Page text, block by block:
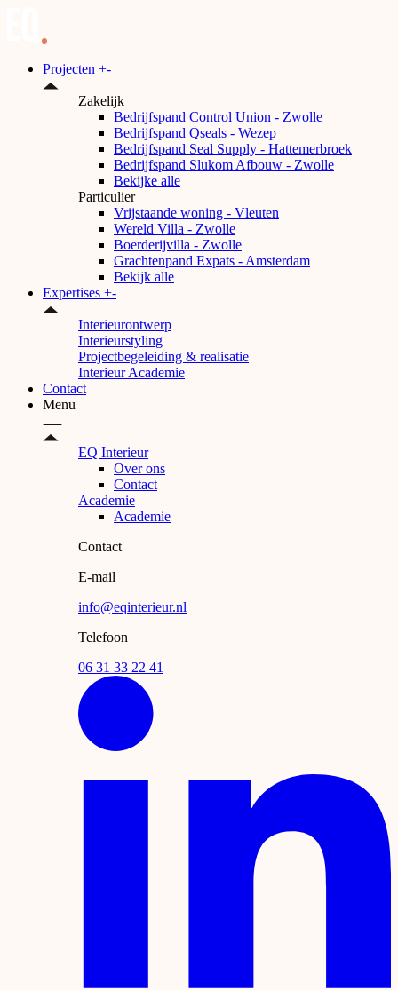
Projecten +-
Zakelijk
Bedrijfspand Control Union - Zwolle
Bedrijfspand Qseals - Wezep
Bedrijfspand Seal Supply - Hattemerbroek
Bedrijfspand Slukom Afbouw - Zwolle
Bekijke alle
Particulier
Vrijstaande woning - Vleuten
Wereld Villa - Zwolle
Boerderijvilla - Zwolle
Grachtenpand Expats - Amsterdam
Bekijk alle
Expertises +-
Interieurontwerp
Interieurstyling
Projectbegeleiding & realisatie
Interieur Academie
Contact
Menu
EQ Interieur
Over ons
Contact
Academie
Academie
Contact
E-mail
info@eqinterieur.nl
Telefoon
06 31 33 22 41